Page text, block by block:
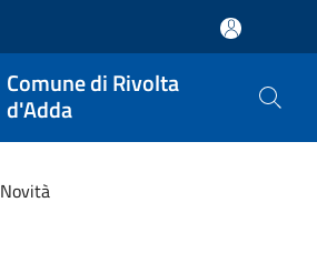
Comune di Rivolta
d'Adda
Novità